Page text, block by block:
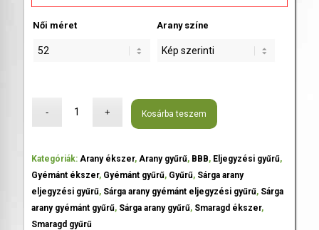
Női méret Arany színe
Kosárba teszem
Kategóriák: Arany ékszer, Arany gyűrű, BBB, Eljegyzési gyűrű,
Gyémánt ékszer, Gyémánt gyűrű, Gyűrű, Sárga arany
eljegyzési gyűrű, Sárga arany gyémánt eljegyzési gyűrű, Sárga
arany gyémánt gyűrű, Sárga arany gyűrű, Smaragd ékszer,
Smaragd gyűrű